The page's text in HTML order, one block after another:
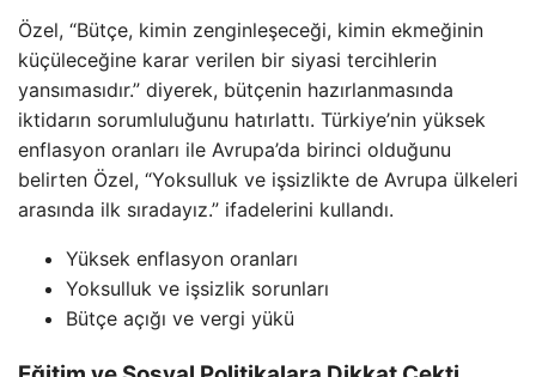
Özel, “Bütçe, kimin zenginleşeceği, kimin ekmeğinin
küçüleceğine karar verilen bir siyasi tercihlerin
yansımasıdır.” diyerek, bütçenin hazırlanmasında
iktidarın sorumluluğunu hatırlattı. Türkiye’nin yüksek
enflasyon oranları ile Avrupa’da birinci olduğunu
belirten Özel, “Yoksulluk ve işsizlikte de Avrupa ülkeleri
arasında ilk sıradayız.” ifadelerini kullandı.
Yüksek enflasyon oranları
Yoksulluk ve işsizlik sorunları
Bütçe açığı ve vergi yükü